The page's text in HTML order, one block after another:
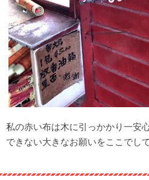
私の赤い布は木に引っかかり一安
できない大きなお願いをここでし